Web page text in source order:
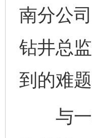
南分公
钻井总
到的难
与一